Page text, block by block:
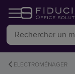
ELECTROMÉNAGER